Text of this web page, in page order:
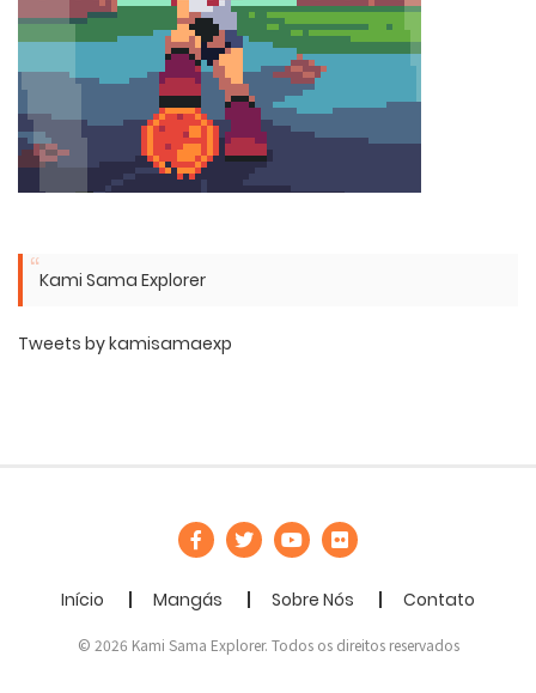
Kami Sama Explorer
Tweets by kamisamaexp
Início Mangás Sobre Nós Contato
© 2026 Kami Sama Explorer. Todos os direitos reservados